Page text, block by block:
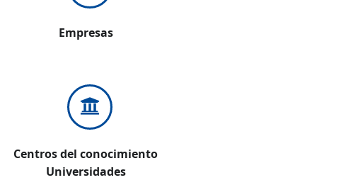
Empresas
Centros del conocimiento
Universidades